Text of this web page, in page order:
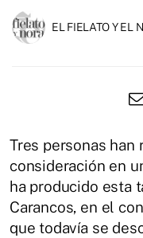
EL FIELATO Y EL
Tres personas han
consideración en
ha producido esta
Carancos, en el
que todavía se